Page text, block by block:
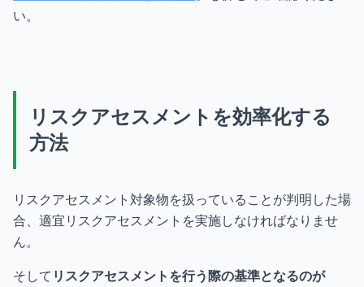
い。
リスクアセスメントを効率化する
方法
リスクアセスメント対象物を扱っていることが判明した場
合、適宜リスクアセスメントを実施しなければなりませ
ん。
そして リスクアセスメントを行う際の基準となるのが